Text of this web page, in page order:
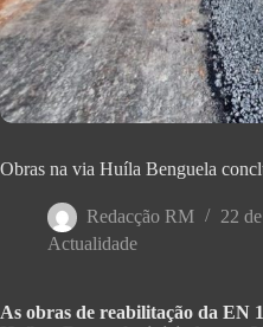
Obras na via Huíla Benguela
Redacção RM
22
Actualidade
As obras de reabilitação da EN